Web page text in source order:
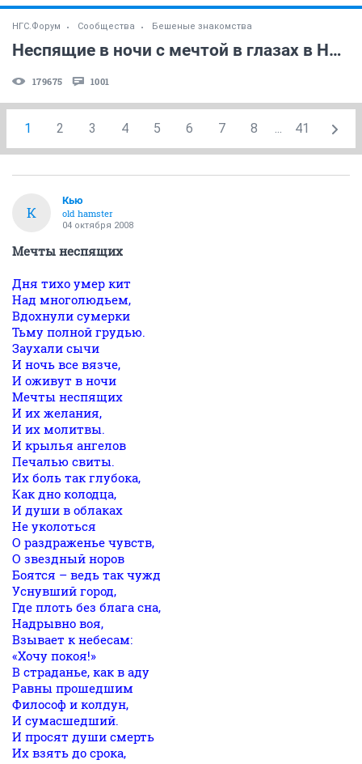
НГС.Форум Сообщества Бешеные знакомства
Неспящие в ночи с мечтой в глазах в Ночном Дозоре!
179675 1001
1 2 3 4 5 6 7 8 ... 41
К
Кью
old hamster
04 октября 2008
Мечты неспящих
Дня тихо умер кит
Над многолюдьем,
Вдохнули сумерки
Тьму полной грудью.
Заухали сычи
И ночь все вязче,
И оживут в ночи
Мечты неспящих
И их желания,
И их молитвы.
И крылья ангелов
Печалью свиты.
Их боль так глубока,
Как дно колодца,
И души в облаках
Не уколоться
О раздраженье чувств,
О звездный норов
Боятся – ведь так чужд
Уснувший город,
Где плоть без блага сна,
Надрывно воя,
Взывает к небесам:
«Хочу покоя!»
В страданье, как в аду
Равны прошедшим
Философ и колдун,
И сумасшедший.
И просят души смерть
Их взять до срока,